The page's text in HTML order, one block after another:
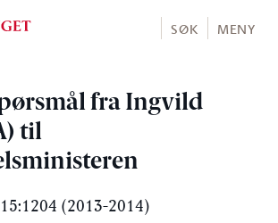
SØK MENY
fra Ingvild
til
(2013-2014)